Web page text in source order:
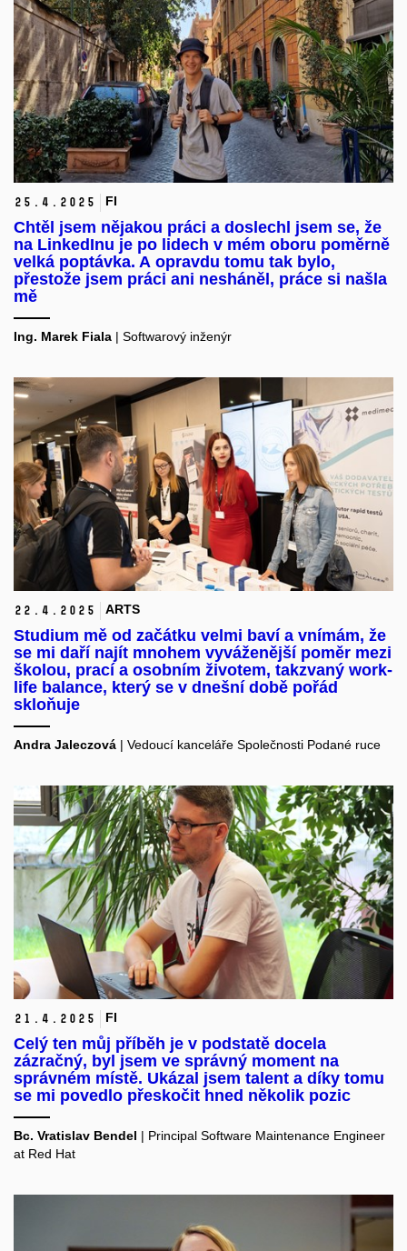
25. 4. 2025 FI
Chtěl jsem nějakou práci a doslechl jsem se, že
na LinkedInu je po lidech v mém oboru poměrně
velká poptávka. A opravdu tomu tak bylo,
přestože jsem práci ani nesháněl, práce si našla
mě
Ing. Marek Fiala | Softwarový inženýr
22. 4. 2025 ARTS
Studium mě od začátku velmi baví a vnímám, že
se mi daří najít mnohem vyváženější poměr mezi
školou, prací a osobním životem, takzvaný work-
life balance, který se v dnešní době pořád
skloňuje
Andra Jaleczová | Vedoucí kanceláře Společnosti Podané ruce
21. 4. 2025 FI
Celý ten můj příběh je v podstatě docela
zázračný, byl jsem ve správný moment na
správném místě. Ukázal jsem talent a díky tomu
se mi povedlo přeskočit hned několik pozic
Bc. Vratislav Bendel | Principal Software Maintenance Engineer
at Red Hat